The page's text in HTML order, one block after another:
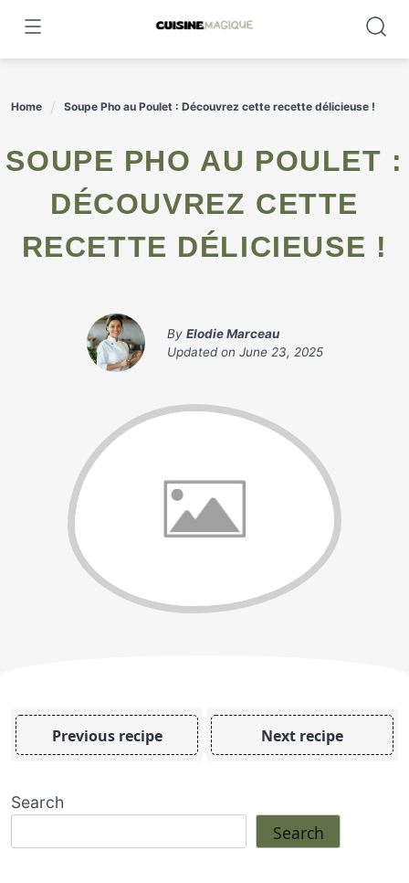
content
Home Soupe Pho au Poulet : Découvrez cette recette délicieuse !
SOUPE PHO AU POULET :
DÉCOUVREZ CETTE
RECETTE DÉLICIEUSE !
By Elodie Marceau
Updated on June 23, 2025
Previous recipe Next recipe
Search
Search